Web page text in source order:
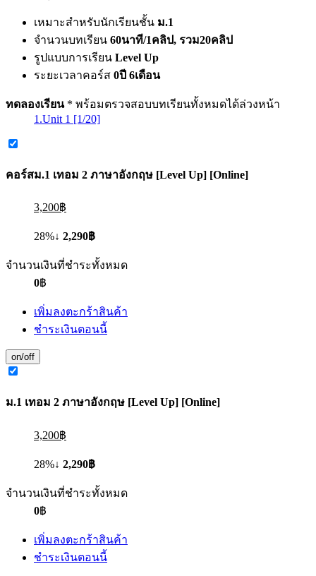
เหมาะสำหรับนักเรียนชั้น ม.1
จำนวนบทเรียน 60นาที/1คลิป, รวม20คลิป
รูปแบบการเรียน Level Up
ระยะเวลาคอร์ส 0ปี 6เดือน
ทดลองเรียน * พร้อมตรวจสอบบทเรียนทั้งหมดได้ล่วงหน้า
1.Unit 1 [1/20]
คอร์สม.1 เทอม 2 ภาษาอังกฤษ [Level Up] [Online]
3,200฿
28%↓ 2,290฿
จำนวนเงินที่ชำระทั้งหมด
0฿
เพิ่มลงตะกร้าสินค้า
ชำระเงินตอนนี้
on/off
ม.1 เทอม 2 ภาษาอังกฤษ [Level Up] [Online]
3,200฿
28%↓ 2,290฿
จำนวนเงินที่ชำระทั้งหมด
0฿
เพิ่มลงตะกร้าสินค้า
ชำระเงินตอนนี้